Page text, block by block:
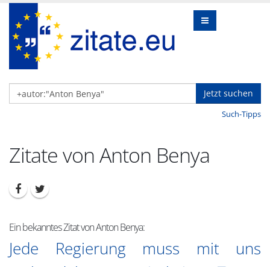
Jetzt suchen
Such-Tipps
Zitate von Anton Benya
Ein bekanntes Zitat von Anton Benya:
Jede Regierung muss mit uns